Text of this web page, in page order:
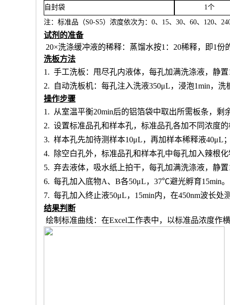
自封袋 1个
注：标准品（S0-S5）浓度依次为： 0、15、30、60、120、
试剂的准备
20×洗涤缓冲液的稀释：蒸馏水按1：20稀释，即1份
洗板方法
1. 手工洗板：甩尽孔内液体，每孔加满洗涤液，静置
2.
自动洗板机：每孔注入洗液350μL，浸泡1min，洗
操作步骤
1.
从室温平衡20min后的铝箔袋中取出所需板条，剩
2. 设置标准品孔和样本孔，标准品孔各加不同浓度
3. 样本孔先加待测样本10μL，再加样本稀释液40μL；
4.
除空白孔外， 标准品孔和样本孔中每孔加入辣根化
5. 弃去液体，吸水纸上拍干，每孔加满洗涤液，静置
6. 每孔加入底物A、B各50μL，37℃避光孵育15min。
7. 每孔加入终止液50μL，15min内，在450nm波长处
结果判断
绘制标准曲线：在Excel工作表中，以标准品浓度作